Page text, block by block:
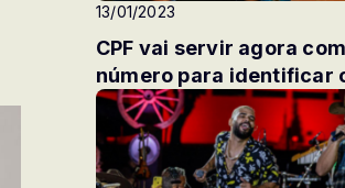
13/01/2023
CPF vai servir agora
número para identificar